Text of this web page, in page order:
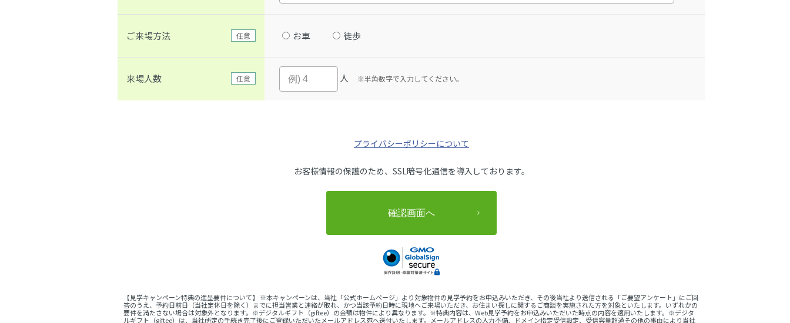
ご来場方法 任意 お車 徒歩
来場人数 任意 人 ※半角数字で入力してください。
プライバシーポリシーについて
お客様情報の保護のため、SSL暗号化通信を導入しております。
【見学キャンペーン特典の進呈要件について】 ※本キャンペーンは、当社「公式ホームページ」より対象物件の見学予約をお申込みいただき、その後当社より送信される「ご要望アンケート」にご回
答のうえ、予約日前日（当社定休日を除く）までに担当営業と連絡が取れ、かつ当該予約日時に現地へご来場いただき、お住まい探しに関するご商談を実施された方を対象といたします。いずれかの
要件を満たさない場合は対象外となります。※デジタルギフト（giftee）の金額は物件により異なります。※特典内容は、Web見学予約をお申込みいただいた時点の内容を適用いたします。※デジタ
ルギフト（giftee）は、当社所定の手続き完了後にご登録いただいたメールアドレス宛へ送付いたします。メールアドレスの入力不備、ドメイン指定受信設定、受信容量超過その他の事由により当社